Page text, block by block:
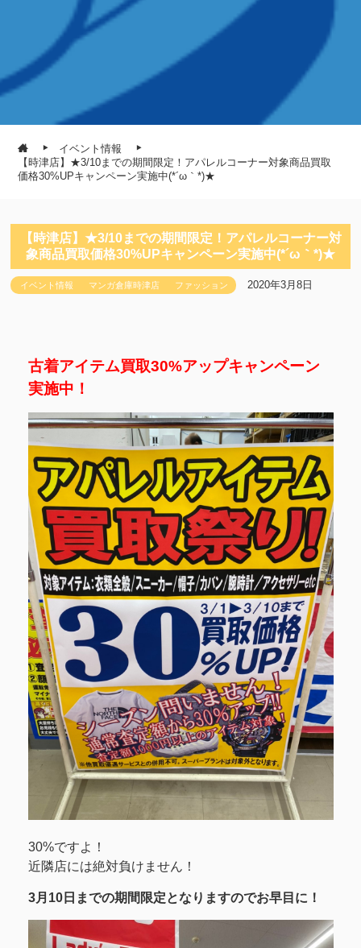
イベント情報
【時津店】★3/10までの期間限定！アパレルコーナー対象商品買取
価格30%UPキャンペーン実施中(*´ω｀*)★
【時津店】★3/10までの期間限定！アパレルコーナー対
象商品買取価格30%UPキャンペーン実施中(*´ω｀*)★
イベント情報 マンガ倉庫時津店 ファッション 2020年3月8日
古着アイテム買取30%アップキャンペーン
実施中！
30%ですよ！
近隣店には絶対負けません！
3月10日までの期間限定となりますのでお早目に！